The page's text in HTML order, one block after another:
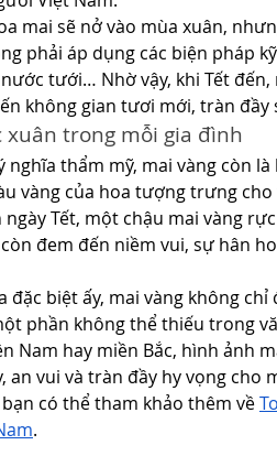
mai sẽ nở vào mùa xuân,
phải áp dụng các biện pháp
tưới… Nhờ vậy, khi Tết
không gian tươi mới, tràn đầy
xuân trong mỗi gia đình
nghĩa thẩm mỹ, mai vàng còn
vàng của hoa tượng trưng
Tết, một chậu mai vàng
đem đến niềm vui, sự hân
đặc biệt ấy, mai vàng không
phần không thể thiếu trong
Nam hay miền Bắc, hình ảnh
an vui và tràn đầy hy vọng cho
có thể tham khảo thêm về
.